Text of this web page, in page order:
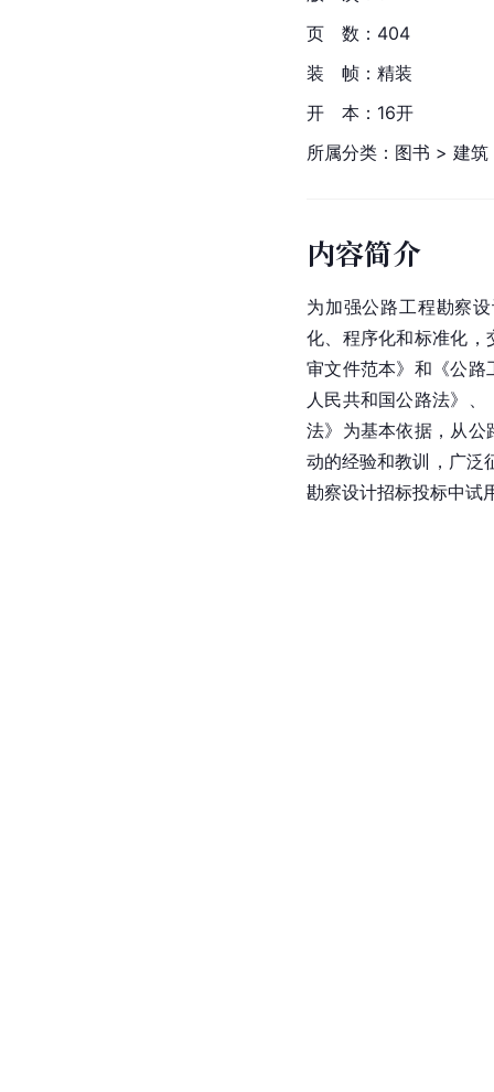
页　数：404
装　帧：精装
开　本：16开
所属分类：图书 > 建
内容简介
为加强公路工程勘察
化、程序化和标准化，
审文件范本》和《公
人民共和国公路法》、
法》为基本依据，从公
动的经验和教训，广泛
勘察设计招标投标中试